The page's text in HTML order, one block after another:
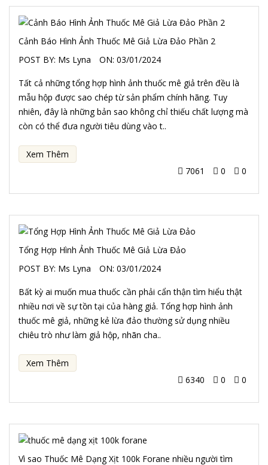
Cảnh Báo Hình Ảnh Thuốc Mê Giả Lừa Đảo Phần 2
POST BY: Ms Lyna ON: 03/01/2024
Tất cả những tổng hợp hình ảnh thuốc mê giả trên đều là
mẫu hộp được sao chép từ sản phẩm chính hãng. Tuy
nhiên, đây là những bản sao không chỉ thiếu chất lượng mà
còn có thể đưa người tiêu dùng vào t..
Xem Thêm
7061
0 0
Tổng Hợp Hình Ảnh Thuốc Mê Giả Lừa Đảo
POST BY: Ms Lyna ON: 03/01/2024
Bất kỳ ai muốn mua thuốc cần phải cẩn thận tìm hiểu thật
nhiều nơi về sự tồn tại của hàng giả. Tổng hợp hình ảnh
thuốc mê giả, những kẻ lừa đảo thường sử dụng nhiều
chiêu trò như làm giả hộp, nhãn cha..
Xem Thêm
6340
0 0
Vì sao Thuốc Mê Dạng Xịt 100k Forane nhiều người tìm